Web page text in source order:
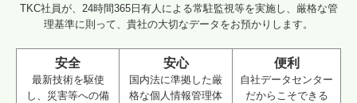
TKC社員が、24時間365日有人による常駐監視等を実施し、厳格な管
理基準に則って、貴社の大切なデータをお預かりします。
安全
最新技術を駆使
し、災害等への備
安心
国内法に準拠した厳
格な個人情報管理体
便利
自社データセンター
だからこそできる